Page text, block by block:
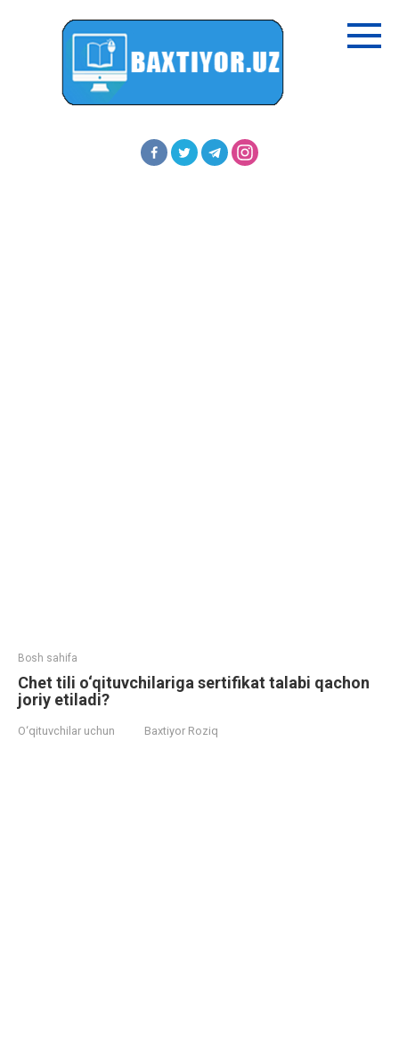
Bosh sahifa
Chet tili o‘qituvchilariga sertifikat talabi qachon
joriy etiladi?
O‘qituvchilar uchun Baxtiyor Roziq